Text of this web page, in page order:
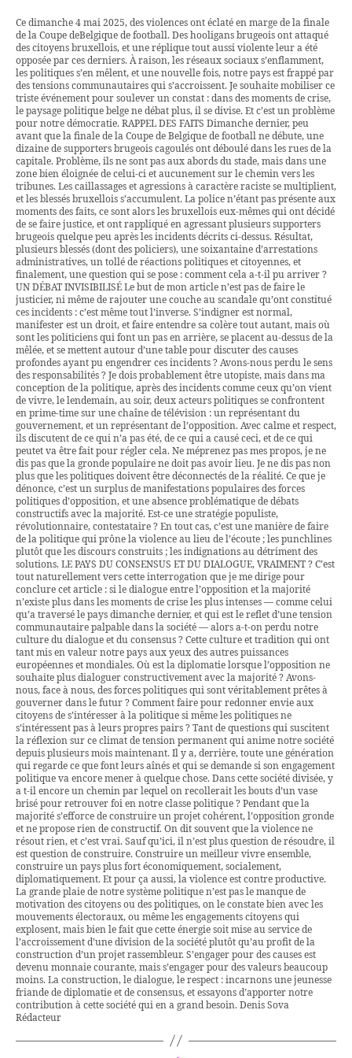
Ce dimanche 4 mai 2025, des violences ont éclaté en marge de la finale
de la Coupe deBelgique de football. Des hooligans brugeois ont attaqué
des citoyens bruxellois, et une réplique tout aussi violente leur a été
opposée par ces derniers. À raison, les réseaux sociaux s’enflamment,
les politiques s’en mêlent, et une nouvelle fois, notre pays est frappé par
des tensions communautaires qui s’accroissent. Je souhaite mobiliser ce
triste événement pour soulever un constat : dans des moments de crise,
le paysage politique belge ne débat plus, il se divise. Et c’est un problème
pour notre démocratie. RAPPEL DES FAITS Dimanche dernier, peu
avant que la finale de la Coupe de Belgique de football ne débute, une
dizaine de supporters brugeois cagoulés ont déboulé dans les rues de la
capitale. Problème, ils ne sont pas aux abords du stade, mais dans une
zone bien éloignée de celui-ci et aucunement sur le chemin vers les
tribunes. Les caillassages et agressions à caractère raciste se multiplient,
et les blessés bruxellois s’accumulent. La police n’étant pas présente aux
moments des faits, ce sont alors les bruxellois eux-mêmes qui ont décidé
de se faire justice, et ont rappliqué en agressant plusieurs supporters
brugeois quelque peu après les incidents décrits ci-dessus. Résultat,
plusieurs blessés (dont des policiers), une soixantaine d’arrestations
administratives, un tollé de réactions politiques et citoyennes, et
finalement, une question qui se pose : comment cela a-t-il pu arriver ?
UN DÉBAT INVISIBILISÉ Le but de mon article n’est pas de faire le
justicier, ni même de rajouter une couche au scandale qu’ont constitué
ces incidents : c’est même tout l’inverse. S’indigner est normal,
manifester est un droit, et faire entendre sa colère tout autant, mais où
sont les politiciens qui font un pas en arrière, se placent au-dessus de la
mêlée, et se mettent autour d’une table pour discuter des causes
profondes ayant pu engendrer ces incidents ? Avons-nous perdu le sens
des responsabilités ? Je dois probablement être utopiste, mais dans ma
conception de la politique, après des incidents comme ceux qu’on vient
de vivre, le lendemain, au soir, deux acteurs politiques se confrontent
en prime-time sur une chaîne de télévision : un représentant du
gouvernement, et un représentant de l’opposition. Avec calme et respect,
ils discutent de ce qui n’a pas été, de ce qui a causé ceci, et de ce qui
peutet va être fait pour régler cela. Ne méprenez pas mes propos, je ne
dis pas que la gronde populaire ne doit pas avoir lieu. Je ne dis pas non
plus que les politiques doivent être déconnectés de la réalité. Ce que je
dénonce, c’est un surplus de manifestations populaires des forces
politiques d’opposition, et une absence problématique de débats
constructifs avec la majorité. Est-ce une stratégie populiste,
révolutionnaire, contestataire ? En tout cas, c’est une manière de faire
de la politique qui prône la violence au lieu de l’écoute ; les punchlines
plutôt que les discours construits ; les indignations au détriment des
solutions. LE PAYS DU CONSENSUS ET DU DIALOGUE, VRAIMENT ? C’est
tout naturellement vers cette interrogation que je me dirige pour
conclure cet article : si le dialogue entre l’opposition et la majorité
n’existe plus dans les moments de crise les plus intenses — comme celui
qu’a traversé le pays dimanche dernier, et qui est le reflet d’une tension
communautaire palpable dans la société — alors a-t-on perdu notre
culture du dialogue et du consensus ? Cette culture et tradition qui ont
tant mis en valeur notre pays aux yeux des autres puissances
européennes et mondiales. Où est la diplomatie lorsque l’opposition ne
souhaite plus dialoguer constructivement avec la majorité ? Avons-
nous, face à nous, des forces politiques qui sont véritablement prêtes à
gouverner dans le futur ? Comment faire pour redonner envie aux
citoyens de s’intéresser à la politique si même les politiques ne
s’intéressent pas à leurs propres pairs ? Tant de questions qui suscitent
la réflexion sur ce climat de tension permanent qui anime notre société
depuis plusieurs mois maintenant. Il y a, derrière, toute une génération
qui regarde ce que font leurs aînés et qui se demande si son engagement
politique va encore mener à quelque chose. Dans cette société divisée, y
a t-il encore un chemin par lequel on recollerait les bouts d’un vase
brisé pour retrouver foi en notre classe politique ? Pendant que la
majorité s’efforce de construire un projet cohérent, l’opposition gronde
et ne propose rien de constructif. On dit souvent que la violence ne
résout rien, et c’est vrai. Sauf qu’ici, il n’est plus question de résoudre, il
est question de construire. Construire un meilleur vivre ensemble,
construire un pays plus fort économiquement, socialement,
diplomatiquement. Et pour ça aussi, la violence est contre productive.
La grande plaie de notre système politique n’est pas le manque de
motivation des citoyens ou des politiques, on le constate bien avec les
mouvements électoraux, ou même les engagements citoyens qui
explosent, mais bien le fait que cette énergie soit mise au service de
l’accroissement d’une division de la société plutôt qu’au profit de la
construction d’un projet rassembleur. S’engager pour des causes est
devenu monnaie courante, mais s’engager pour des valeurs beaucoup
moins. La construction, le dialogue, le respect : incarnons une jeunesse
friande de diplomatie et de consensus, et essayons d’apporter notre
contribution à cette société qui en a grand besoin. Denis Sova
Rédacteur